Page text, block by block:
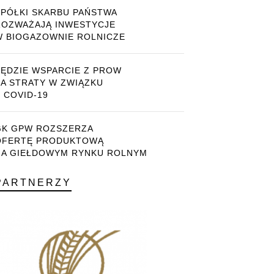
SKARBU PAŃSTWA
INWESTYCJE
BIOGAZOWNIE ROLNICZE
WSPARCIE Z PROW
STRATY W ZWIĄZKU
COVID-19
GPW ROZSZERZA
PRODUKTOWĄ
GIEŁDOWYM RYNKU ROLNYM